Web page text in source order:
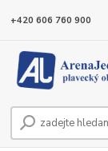
+420 606 760 900